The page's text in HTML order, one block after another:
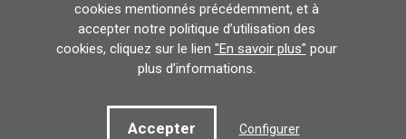
cookies mentionnés précédemment, et à
accepter notre politique d’utilisation des
cookies, cliquez sur le lien "En savoir plus" pour
plus d’informations.
Accepter Configurer